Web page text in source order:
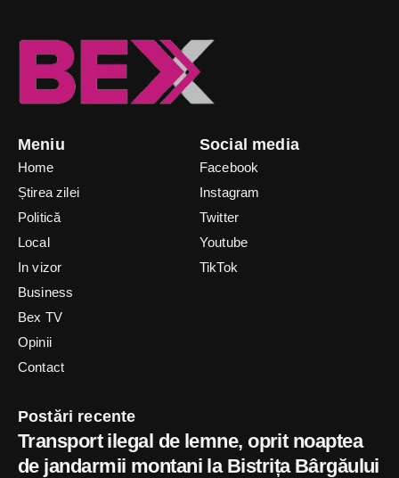
Meniu
Home
Știrea zilei
Politică
Local
In vizor
Business
Bex TV
Opinii
Contact
Social media
Facebook
Instagram
Twitter
Youtube
TikTok
Postări recente
Transport ilegal de lemne, oprit noaptea
de jandarmii montani la Bistrița Bârgăului